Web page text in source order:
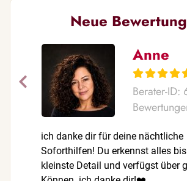
Neue
Anne
Berater-ID:
ich danke dir für deine nächtliche
Soforthilfen! Du erkennst alles
kleinste Detail und verfügst über